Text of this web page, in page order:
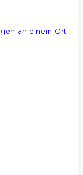
an einem Ort